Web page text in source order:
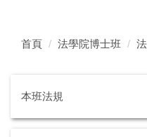
首頁 法學院博士班
本班法規